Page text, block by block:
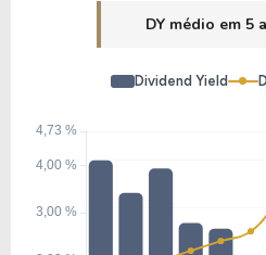
DY médio em 5
Dividend Yield